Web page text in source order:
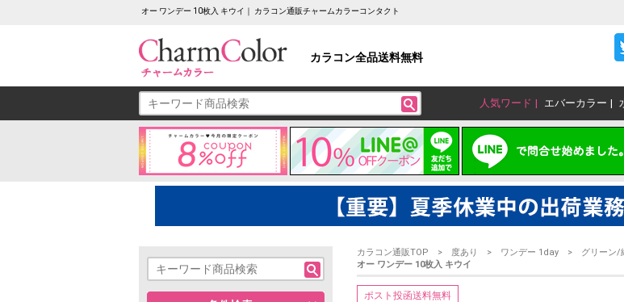
オー ワンデー 10枚入 キウイ｜ カラコン通販チャームカラーコンタクト
カラコン全品送料無料
人気ワード エバーカラー
カラコン通販TOP 度あり ワンデー 1day グリーン/
オー ワンデー 10枚入 キウイ
ポスト投函送料無料